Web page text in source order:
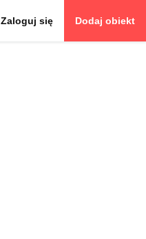
Zaloguj się Dodaj obiekt